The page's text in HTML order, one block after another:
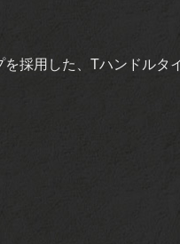
採用した、Tハンドルタ